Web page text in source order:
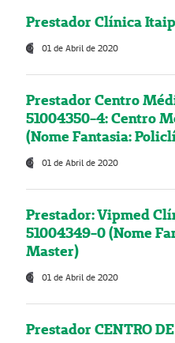
Prestador Clínica
01 de Abril de 2020
Prestador Centro
51004350-4: Centro
(Nome Fantasia:
01 de Abril de 2020
Prestador: Vipmed
51004349-0 (Nome
Master)
01 de Abril de 2020
Prestador CENTRO